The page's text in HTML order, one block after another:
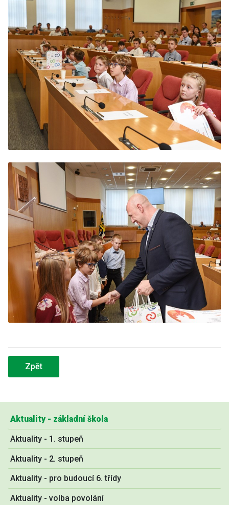
Aktuality - základní škola
Aktuality - 1. stupeň
Aktuality - 2. stupeň
Aktuality - pro budoucí 6. třídy
Aktuality - volba povolání
Zpět